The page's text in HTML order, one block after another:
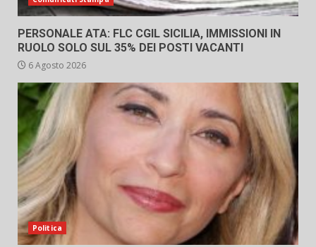
PERSONALE ATA: FLC CGIL SICILIA, IMMISSIONI IN
RUOLO SOLO SUL 35% DEI POSTI VACANTI
6 Agosto 2026
Politica